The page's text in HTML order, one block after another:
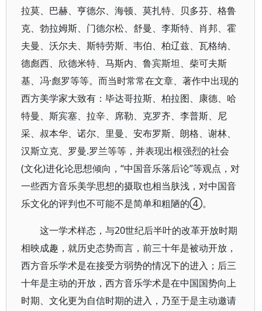
拉莫、巴赫、亨德尔、海顿、莫扎特、贝多芬、格鲁
克、勃拉姆斯、门德尔松、舒曼、李斯特、肖邦、霍
夫曼、沃尔夫、斯特劳斯、韦伯、柏辽兹、瓦格纳、
德彪西、欣德米特、马斯内、鲁宾斯坦、柴可夫斯
基、冯·彪罗等等。而当时常常在文章、著作中出现的
西方美学家大致有：毕达哥拉斯、柏拉图、康德、哈
特曼、斯宾塞、拉辛、席勒、克罗齐、李普斯、尼
采、叔本华、诺尔、里曼、安布罗斯、朗格、谢林、
汉斯立克、罗曼.罗兰等等，并表现出根强烈的社会
(文化)进化论思想倾向，“中国音乐落后论”等观点，对
一些西方音乐美学思想的摄取也相当肤浅，对中国音
乐文化的评判也不可能不是简单和粗陋的④。
这一学术样态，与20世纪后半叶的改革开放时期
相映成趣，就历史态势而言，前三十年是被动开放，
西方音乐学术是在接受方弱势的情况下的进入；后三
十年是主动的开放，西方音乐学术是在中国国势向上
时期、文化更为自信时期的进入，乃至于是主动邀请